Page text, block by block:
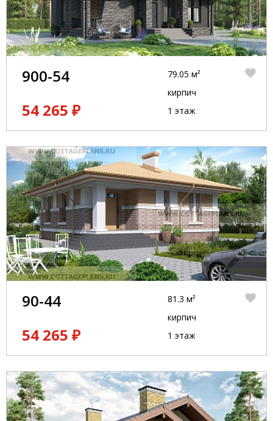
900-54
54 265 ₽
79.05 м²
кирпич
1 этаж
90-44
54 265 ₽
81.3 м²
кирпич
1 этаж